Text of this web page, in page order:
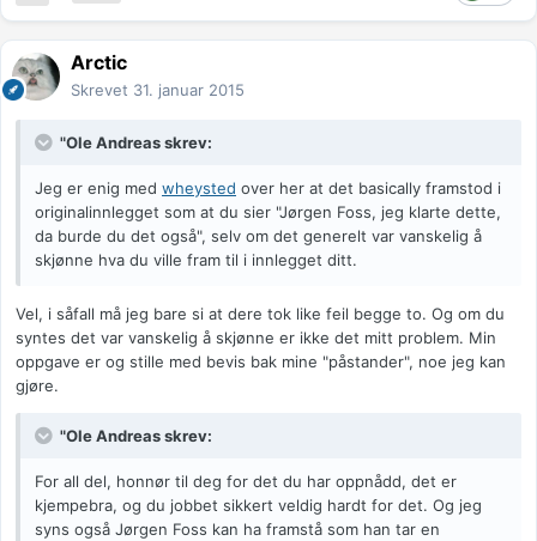
Arctic
Skrevet 31. januar 2015
"Ole Andreas skrev:
Jeg er enig med wheysted over her at det basically framstod i
originalinnlegget som at du sier "Jørgen Foss, jeg klarte dette,
da burde du det også", selv om det generelt var vanskelig å
skjønne hva du ville fram til i innlegget ditt.
Vel, i såfall må jeg bare si at dere tok like feil begge to. Og om du
syntes det var vanskelig å skjønne er ikke det mitt problem. Min
oppgave er og stille med bevis bak mine "påstander", noe jeg kan
gjøre.
"Ole Andreas skrev:
For all del, honnør til deg for det du har oppnådd, det er
kjempebra, og du jobbet sikkert veldig hardt for det. Og jeg
syns også Jørgen Foss kan ha framstå som han tar en